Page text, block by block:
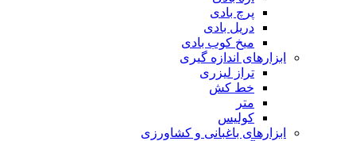
پرچ بادی
دریل بادی
میخ کوب بادی
ابزارهای اندازه گیری
تراز لیزری
خط کش
متر
کولیس
ابزارهای باغبانی و کشاورزی